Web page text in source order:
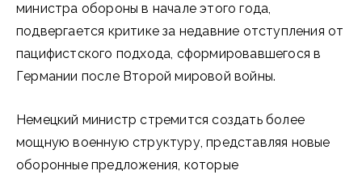
министра обороны в начале этого года,
подвергается критике за недавние отступления от
пацифистского подхода, сформировавшегося в
Германии после Второй мировой войны.
Немецкий министр стремится создать более
мощную военную структуру, представляя новые
оборонные предложения, которые